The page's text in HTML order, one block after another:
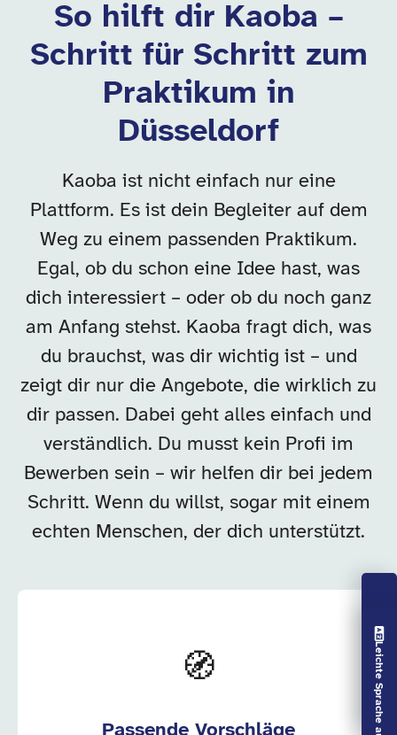
Vorlesen aus
Leichte Sprache aus
So hilft dir Kaoba –
Schritt für Schritt zum
Praktikum in
Düsseldorf
Kaoba ist nicht einfach nur eine
Plattform. Es ist dein Begleiter auf dem
Weg zu einem passenden Praktikum.
Egal, ob du schon eine Idee hast, was
dich interessiert – oder ob du noch ganz
am Anfang stehst. Kaoba fragt dich, was
du brauchst, was dir wichtig ist – und
zeigt dir nur die Angebote, die wirklich zu
dir passen. Dabei geht alles einfach und
verständlich. Du musst kein Profi im
Bewerben sein – wir helfen dir bei jedem
Schritt. Wenn du willst, sogar mit einem
echten Menschen, der dich unterstützt.
🧭
Passende Vorschläge